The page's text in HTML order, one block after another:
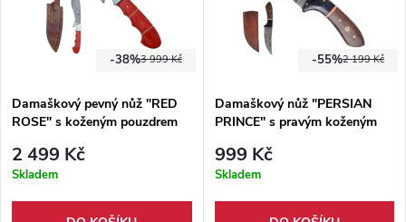
tabindex="-1"> Luxusní
damaškový nůž s full-tang
konstrukcí, kombinací dřeva a
koženým pouzdrem s možností
nošení na opasku.
3 999 Kč
-38%
Damaškový pevný nůž "RED
ROSE" s koženým pouzdrem
2 499 Kč
Skladem
2 199 Kč
-55%
Damaškový nůž "PERSIAN
PRINCE" s pravým koženým
999 Kč
Skladem